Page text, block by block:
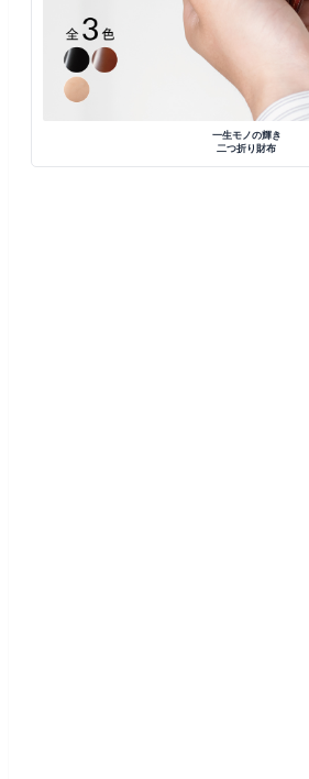
一生モノの輝き
二つ折り財布